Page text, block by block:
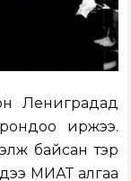
Лениградад
иржээ.
байсан тэр
МИАТ алгаа